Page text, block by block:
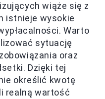
wiąże się z
istnieje wysokie
Warto
sytuację
oraz
Dzięki tej
określić kwotę
realną wartość